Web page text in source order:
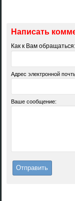
Написать
Как к Вам обращаться:
Адрес электронной
Ваше сообщение: